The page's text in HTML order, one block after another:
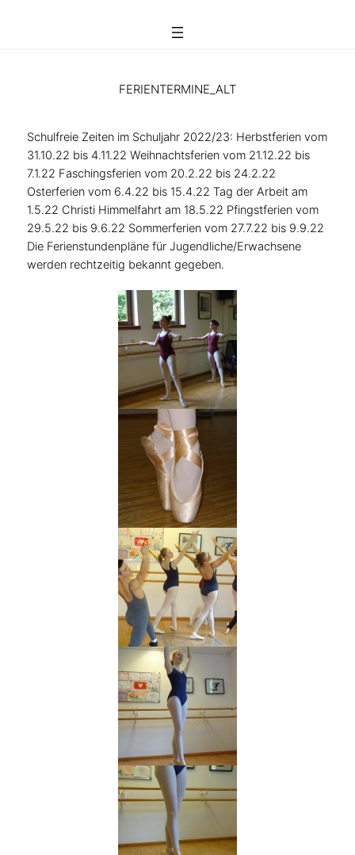
FERIENTERMINE_ALT
Schulfreie Zeiten im Schuljahr 2022/23: Herbstferien vom
31.10.22 bis 4.11.22 Weihnachtsferien vom 21.12.22 bis
7.1.22 Faschingsferien vom 20.2.22 bis 24.2.22
Osterferien vom 6.4.22 bis 15.4.22 Tag der Arbeit am
1.5.22 Christi Himmelfahrt am 18.5.22 Pfingstferien vom
29.5.22 bis 9.6.22 Sommerferien vom 27.7.22 bis 9.9.22
Die Ferienstundenpläne für Jugendliche/Erwachsene
werden rechtzeitig bekannt gegeben.